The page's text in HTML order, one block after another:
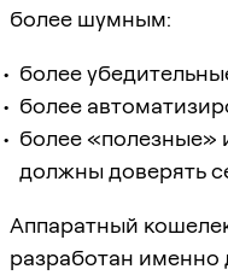
более шумным:
более
более
более «полезные»
должны доверять
Аппаратный
разработан именно